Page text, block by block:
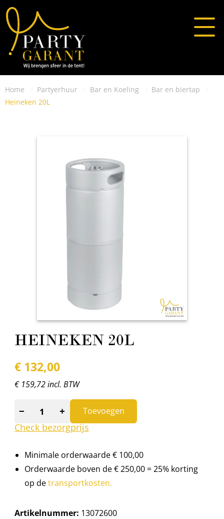
Home Partyerhuur Bar en Koeling
Bar en biertap
Heineken 20L
HEINEKEN 20L
€132,00
€ 159,72 incl. BTW
− + Toevoegen
Check bezorgprijs
Minimale orderwaarde € 100,00
Orderwaarde boven de € 250,00 = 25% korting
op detransportkosten.
Artikelnummer: 13072600